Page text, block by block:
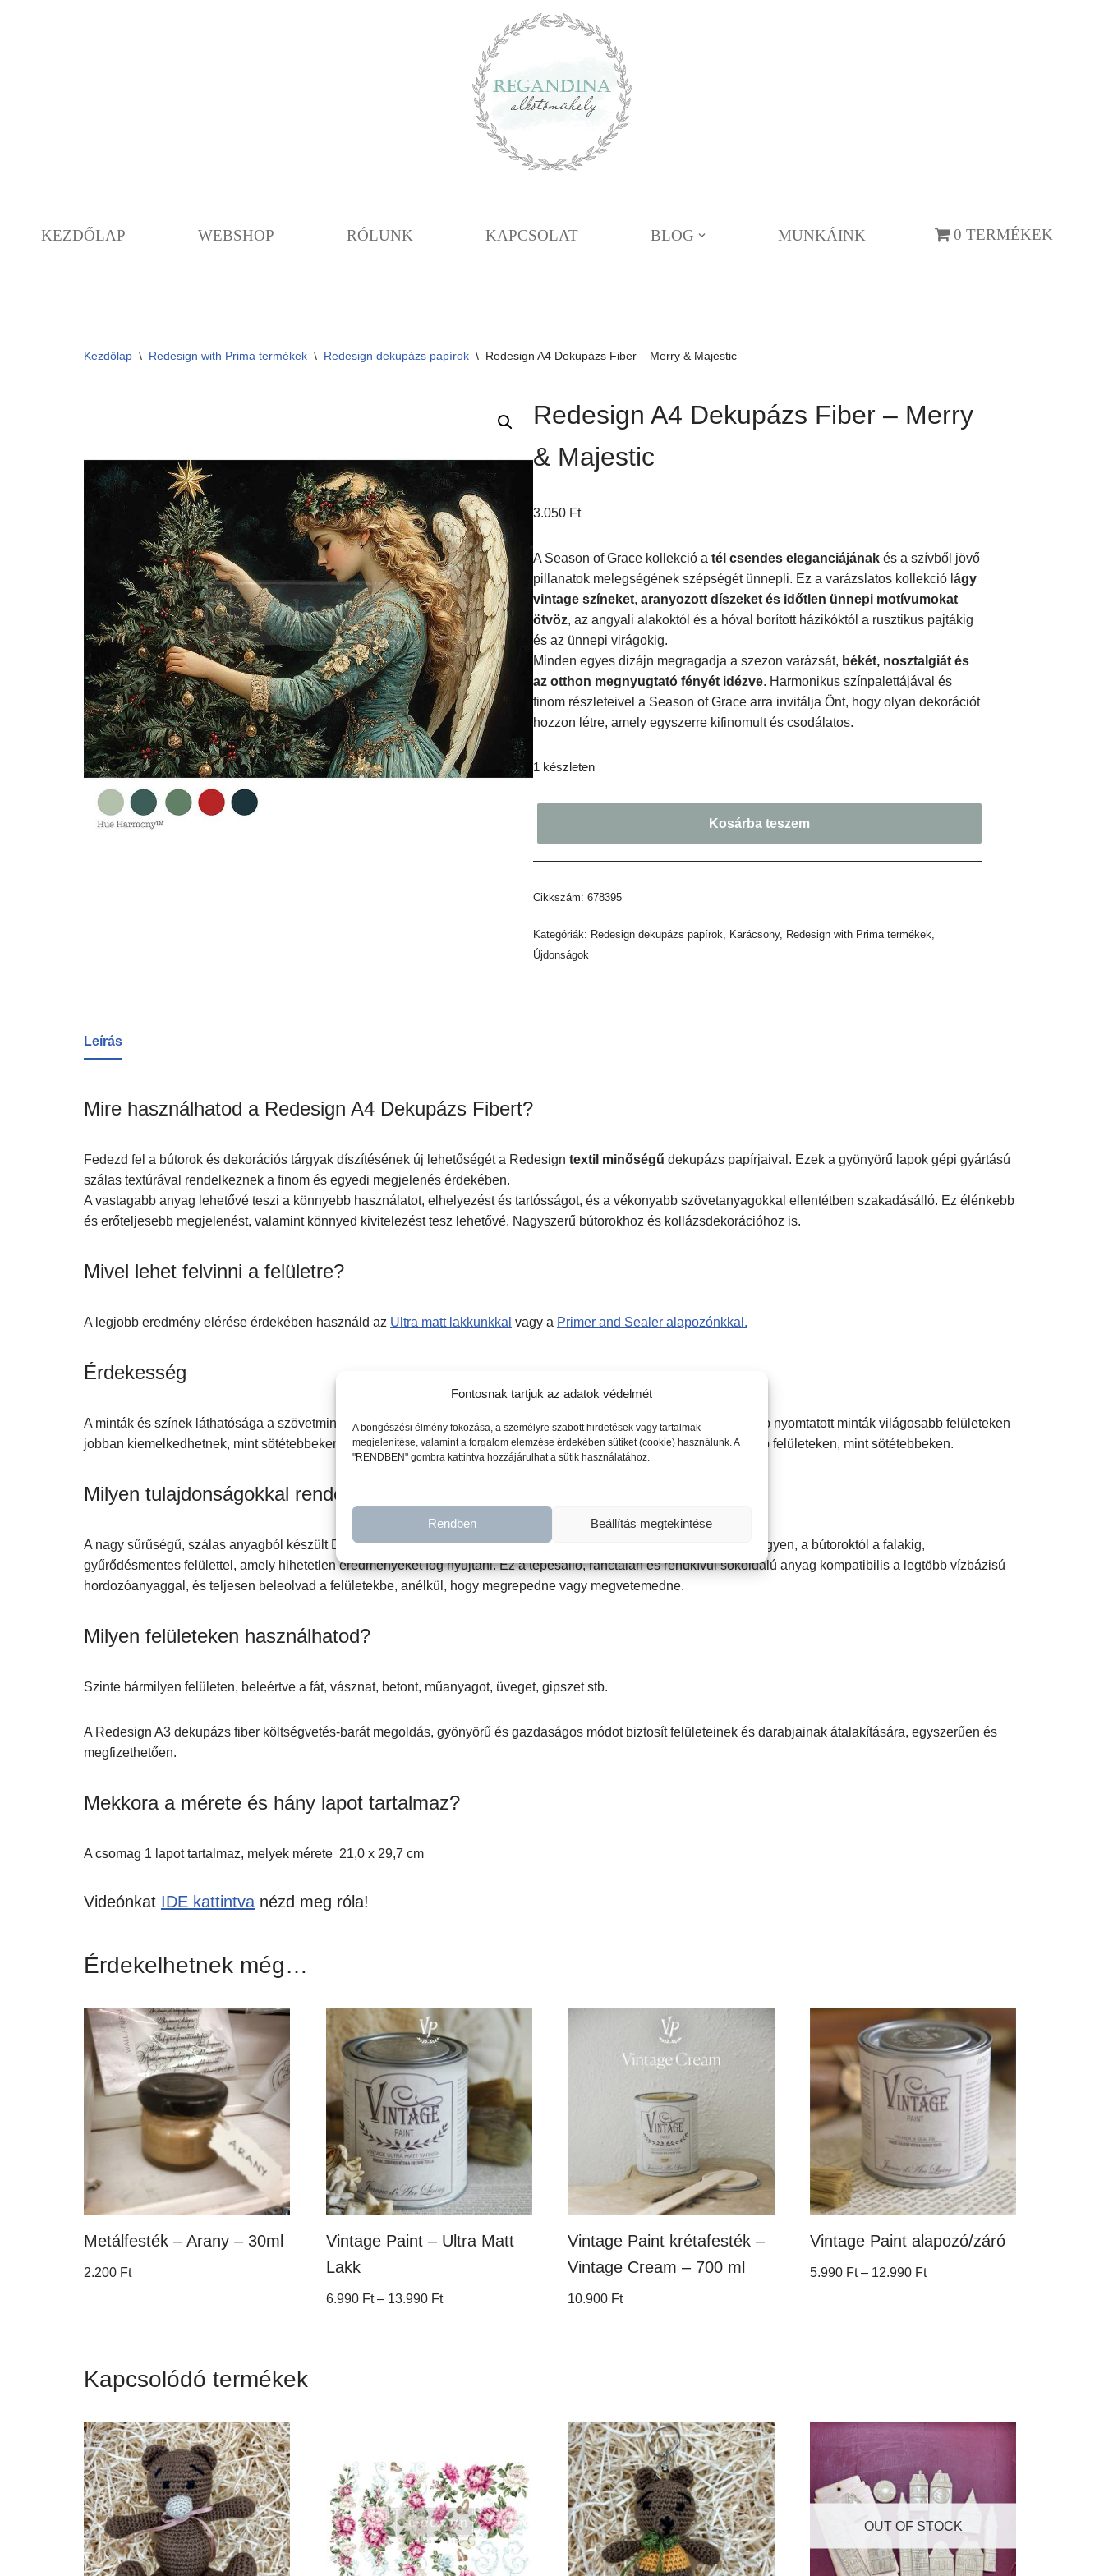
Fontosnak tartjuk az adatok védelmét
A böngészési élmény fokozása, a személyre szabott hirdetések vagy tartalmak
megjelenítése, valamint a forgalom elemzése érdekében sütiket (cookie) használunk. A
"RENDBEN" gombra kattintva hozzájárulhat a sütik használatához.
Rendben Beállítás megtekintése
KEZDŐLAP WEBSHOP RÓLUNK KAPCSOLAT BLOG MUNKÁINK 0 TERMÉKEK
Kezdőlap \ Redesign with Prima termékek \ Redesign dekupázs papírok \ Redesign A4 Dekupázs Fiber – Merry & Majestic
Redesign A4 Dekupázs Fiber – Merry
& Majestic
3.050 Ft
A Season of Grace kollekció atél csendes eleganciájának és a szívből jövő
pillanatok melegségének szépségét ünnepli. Ez a varázslatos kollekció lágy
vintage színeket,aranyozott díszeket és időtlen ünnepi motívumokat
ötvöz, az angyali alakoktól és a hóval borított házikóktól a rusztikus pajtákig
és az ünnepi virágokig.
Minden egyes dizájn megragadja a szezon varázsát, békét, nosztalgiát és
az otthon megnyugtató fényét idézve. Harmonikus színpalettájával és
finom részleteivel a Season of Grace arra invitálja Önt, hogy olyan dekorációt
hozzon létre, amely egyszerre kifinomult és csodálatos.
1 készleten
Kosárba teszem
Cikkszám:678395
Kategóriák: Redesign dekupázs papírok, Karácsony, Redesign with Prima termékek,
Újdonságok
Leírás
Mire használhatod a Redesign A4 Dekupázs Fibert?
Fedezd fel a bútorok és dekorációs tárgyak díszítésének új lehetőségét a Redesign textil minőségű dekupázs papírjaival. Ezek a gyönyörű lapok gépi gyártású
szálas textúrával rendelkeznek a finom és egyedi megjelenés érdekében.
A vastagabb anyag lehetővé teszi a könnyebb használatot, elhelyezést és tartósságot, és a vékonyabb szövetanyagokkal ellentétben szakadásálló. Ez élénkebb
és erőteljesebb megjelenést, valamint könnyed kivitelezést tesz lehetővé. Nagyszerű bútorokhoz és kollázsdekorációhoz is.
Mivel lehet felvinni a felületre?
A legjobb eredmény elérése érdekében használd az Ultra matt lakkunkkal vagy a Primer and Sealer alapozónkkal.
Érdekesség
A minták és színek láthatósága a szövetmintáink esetében befolyásolható az általuk borított felület színével. A sötétebb nyomtatott minták világosabb felületeken
jobban kiemelkedhetnek, mint sötétebbeken. Hasonlóképpen, a világosabb minták élénkebbnek tűnhetnek világosabb felületeken, mint sötétebbeken.
Milyen tulajdonságokkal rendelkezik a Redesign A4 Dekupázs Fiber?
A nagy sűrűségű, szálas anyagból készült Dekupázs Fiber úgy lett kialakítva, hogy bármilyen felületen használható legyen, a bútoroktól a falakig,
gyűrődésmentes felülettel, amely hihetetlen eredményeket fog nyújtani. Ez a tépésálló, ránctalan és rendkívül sokoldalú anyag kompatibilis a legtöbb vízbázisú
hordozóanyaggal, és teljesen beleolvad a felületekbe, anélkül, hogy megrepedne vagy megvetemedne.
Milyen felületeken használhatod?
Szinte bármilyen felületen, beleértve a fát, vásznat, betont, műanyagot, üveget, gipszet stb.
A Redesign A3 dekupázs fiber költségvetés-barát megoldás, gyönyörű és gazdaságos módot biztosít felületeinek és darabjainak átalakítására, egyszerűen és
megfizethetően.
Mekkora a mérete és hány lapot tartalmaz?
A csomag 1 lapot tartalmaz, melyek mérete 21,0 x 29,7 cm
Videónkat IDE kattintva nézd meg róla!
Érdekelhetnek még…
Metálfesték – Arany – 30ml
2.200 Ft
Vintage Paint – Ultra Matt
Lakk
6.990 Ft – 13.990 Ft
Vintage Paint krétafesték –
Vintage Cream – 700 ml
10.900 Ft
Vintage Paint alapozó/záró
5.990 Ft – 12.990 Ft
Kapcsolódó termékek
OUT OF STOCK